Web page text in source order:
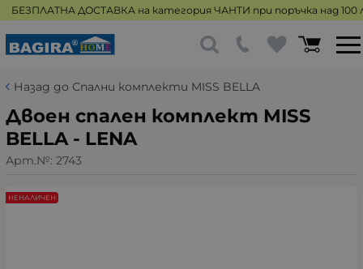
БЕЗПЛАТНА ДОСТАВКА на категория ЧАНТИ при поръчка над 100
Назад до Спални комплекти MISS BELLA
Двоен спален комплект MISS
BELLA - LENA
Арт.№: 2743
НЕНАЛИЧЕН